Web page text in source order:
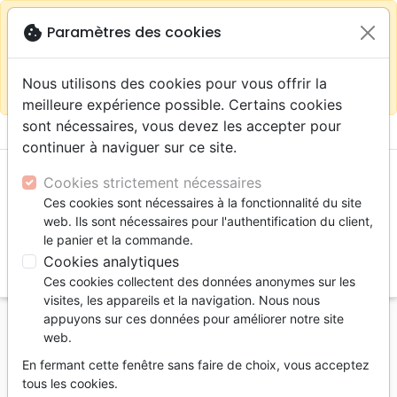
Continuer sur le site France close
warningSelon votre
localisation (États-
sur la boutique La Maison de la Bible Suisse
menu shopping_cart
Accueil Auteurs Ciuciu A.
A. Ciuciu
cookie Paramètres des cookies
Nous utilisons des cookies pour vous offrir la
meilleure expérience possible. Certains cookies
sont nécessaires, vous devez les accepter pour
continuer à naviguer sur ce site.
Cookies strictement nécessaires
Ces cookies sont nécessaires à la fonctionnalité du site
web. Ils sont nécessaires pour l'authentification du client,
le panier et la commande.
Cookies analytiques
Ces cookies collectent des données anonymes sur les
visites, les appareils et la navigation. Nous nous
appuyons sur ces données pour améliorer notre site
web.
En fermant cette fenêtre sans faire de choix, vous acceptez
tous les cookies.